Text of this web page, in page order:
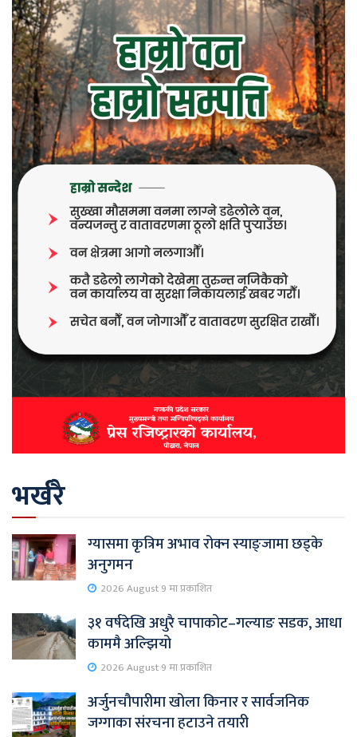
भर्खरै
ग्यासमा कृत्रिम अभाव रोक्न स्याङ्जामा छड्के
अनुगमन
2026 August 9 मा प्रकाशित
३१ वर्षदेखि अधुरै चापाकोट–गल्याङ सडक, आधा
काममै अल्झियो
2026 August 9 मा प्रकाशित
अर्जुनचौपारीमा खोला किनार र सार्वजनिक
जग्गाका संरचना हटाउने तयारी